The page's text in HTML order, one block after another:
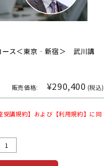
ース＜東京‐新宿＞ 武川講
販売価格:
¥290,400 (税込)
受講規約】および【利用規約】に同